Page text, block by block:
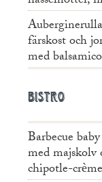
färskost och
med
Bistro
Barbecue
med majskolv
chipotle-crème